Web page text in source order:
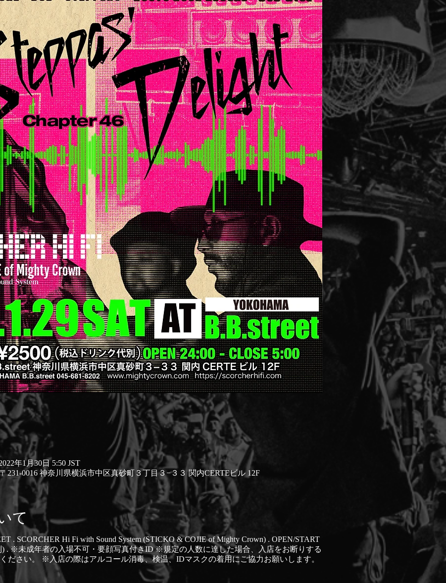
年1月30日 5:50 JST
231-0016 神奈川県横浜市中区真砂町３丁目３−３３ 関内CERTEビル 12F
て
. SCORCHER Hi Fi with Sound System (STICKO & COJIE of Mighty Crown) . OPEN/START
) . ※未成年者の入場不可・要顔写真付きID ※規定の人数に達した場合、入店をお断りする
ださい。 ※入店の際はアルコール消毒、検温、IDマスクの着用にご協力お願いします。